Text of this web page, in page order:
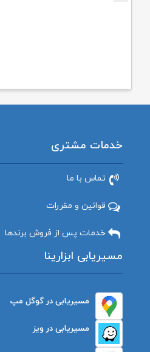
خدمات مشتری
تماس با ما
قوانین و مقررات
خدمات پس از فروش برندها
مسیریابی ابزارینا
مسیریابی در گوگل مپ
مسیریابی در ویز